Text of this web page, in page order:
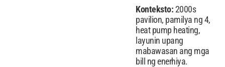
Konteksto:2000s
pavilion, pamilya ng 4,
heat pump heating,
layunin upang
mabawasan ang mga
bill ng enerhiya.